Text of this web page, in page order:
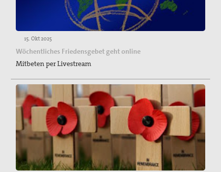
15. Okt 2025
Wöchentliches Friedensgebet geht online
Mitbeten per Livestream